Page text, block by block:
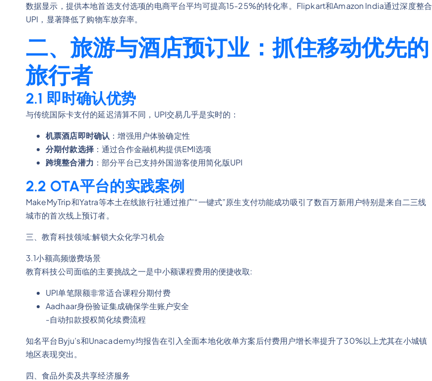
数据显示，提供本地首选支付选项的电商平台平均可提高15-25%的转化率。Flipkart和Amazon India通过深度整合
UPI，显著降低了购物车放弃率。
二、旅游与酒店预订业：抓住移动优先的
旅行者
2.1 即时确认优势
与传统国际卡支付的延迟清算不同，UPI交易几乎是实时的：
机票酒店即时确认 ：增强用户体验确定性
分期付款选择：通过合作金融机构提供EMI选项
跨境整合潜力 ：部分平台已支持外国游客使用简化版UPI
2.2 OTA平台的实践案例
MakeMyTrip和Yatra等本土在线旅行社通过推广“一键式”原生支付功能成功吸引了数百万新用户特别是来自二三线
城市的首次线上预订者。
三、教育科技领域:解锁大众化学习机会
3.1小额高频缴费场景
教育科技公司面临的主要挑战之一是中小额课程费用的便捷收取:
UPI单笔限额非常适合课程分期付费
Aadhaar身份验证集成确保学生账户安全
-自动扣款授权简化续费流程
知名平台Byju’s和Unacademy均报告在引入全面本地化收单方案后付费用户增长率提升了30%以上尤其在小城镇
地区表现突出。
四、食品外卖及共享经济服务